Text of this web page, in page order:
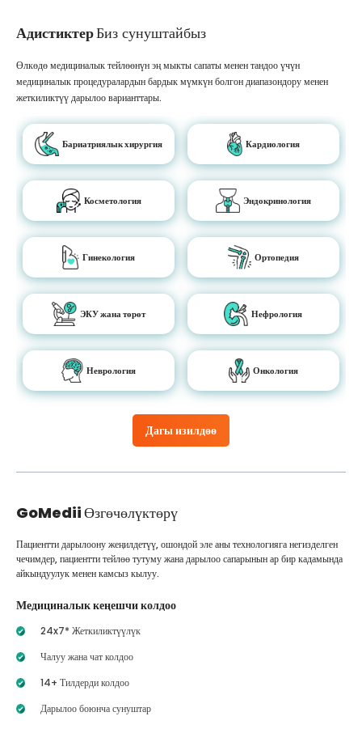
АдистиктерБиз сунуштайбыз
Дагы изилдөө
Өлкөдө медициналык тейлөөнүн эң мыкты сапаты менен тандоо үчүн
медициналык процедуралардын бардык мүмкүн болгон диапазондору менен
жеткиликтүү дарылоо варианттары.
Бариатриялык хирургия Кардиология
Косметология Эндокринология
Гинекология Ортопедия
ЭКУ жана төрөт Нефрология
Неврология Онкология
GoMediiӨзгөчөлүктөрү
Пациентти дарылоону жеңилдетүү, ошондой эле аны технологияга негизделген
чечимдер, пациентти тейлөө тутуму жана дарылоо сапарынын ар бир кадамында
айкындуулук менен камсыз кылуу.
Медициналык кеңешчи колдоо
24x7* Жеткиликтүүлүк
Чалуу жана чат колдоо
14+ Тилдерди колдоо
Дарылоо боюнча сунуштар